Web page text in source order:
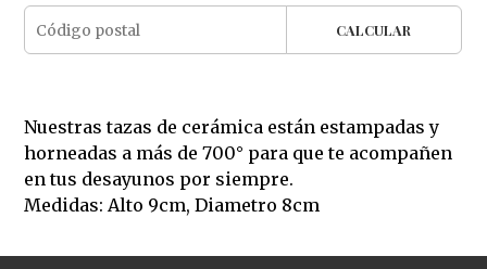
CALCULAR
Nuestras tazas de cerámica están estampadas y
horneadas a más de 700° para que te acompañen
en tus desayunos por siempre.
Medidas: Alto 9cm, Diametro 8cm